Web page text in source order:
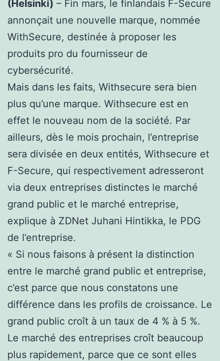
(Helsinki) – Fin mars, le finlandais F-Secure
annonçait une nouvelle marque, nommée
WithSecure, destinée à proposer les
produits pro du fournisseur de
cybersécurité.
Mais dans les faits, Withsecure sera bien
plus qu’une marque. Withsecure est en
effet le nouveau nom de la société. Par
ailleurs, dès le mois prochain, l’entreprise
sera divisée en deux entités, Withsecure et
F-Secure, qui respectivement adresseront
via deux entreprises distinctes le marché
grand public et le marché entreprise,
explique à ZDNet Juhani Hintikka, le PDG
de l’entreprise.
« Si nous faisons à présent la distinction
entre le marché grand public et entreprise,
c’est parce que nous constatons une
différence dans les profils de croissance. Le
grand public croît à un taux de 4 % à 5 %.
Le marché des entreprises croît beaucoup
plus rapidement, parce que ce sont elles